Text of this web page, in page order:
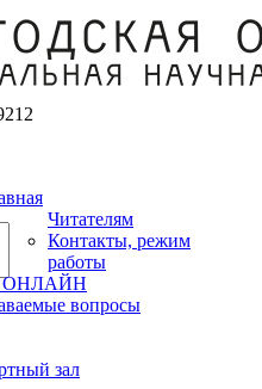
Читателям
Контакты, режим
работы
ОНЛАЙН
вопросы
зал